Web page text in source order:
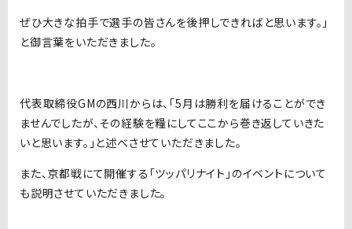
ぜひ大きな拍手で選手の皆さんを後押しできればと思います。」
と御言葉をいただきました。
代表取締役GMの西川からは、「5月は勝利を届けることができ
ませんでしたが、その経験を糧にしてここから巻き返していきた
いと思います。」と述べさせていただきました。
また、京都戦にて開催する「ツッパリナイト」のイベントについて
も説明させていただきました。